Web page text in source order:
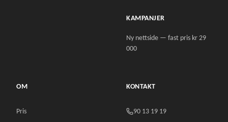
KAMPANJER
Ny nettside — fast pris kr 29
000
OM
Pris
KONTAKT
90 13 19 19